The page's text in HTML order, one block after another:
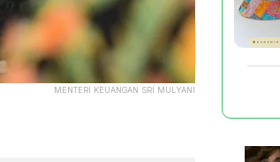
MENTERI KEUANGAN SRI MULYANI